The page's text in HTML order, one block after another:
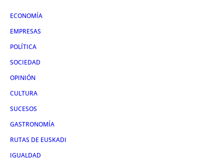
ECONOMÍA
EMPRESAS
POLÍTICA
SOCIEDAD
OPINIÓN
CULTURA
SUCESOS
GASTRONOMÍA
RUTAS DE EUSKADI
IGUALDAD